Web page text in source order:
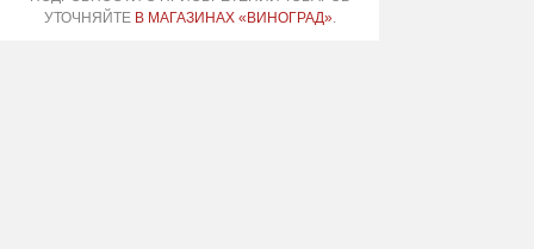
УТОЧНЯЙТЕ В МАГАЗИНАХ «ВИНОГРАД».